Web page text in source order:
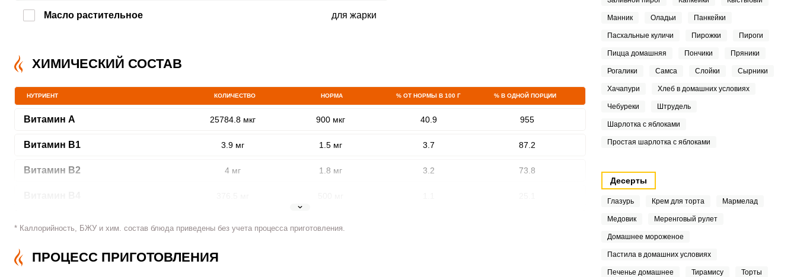
Масло растительное для жарки
ХИМИЧЕСКИЙ СОСТАВ
НУТРИЕНТ КОЛИЧЕСТВО НОРМА % ОТ НОРМЫ В 100 Г % В ОДНОЙ ПОРЦИИ
Витамин A 25784.8 мкг 900 мкг 40.9 955
Витамин В1 3.9 мг 1.5 мг 3.7 87.2
Витамин В2 4 мг 1.8 мг 3.2 73.8
* Каллорийность, БЖУ и хим. состав блюда приведены без учета процесса приготовления.
ПРОЦЕСС ПРИГОТОВЛЕНИЯ
Манник Оладьи Панкейки
Пасхальные куличи Пирожки Пироги
Пицца домашняя Пончики Пряники
Рогалики Самса Слойки Сырники
Хачапури Хлеб в домашних условиях
Чебуреки Штрудель
Шарлотка с яблоками
Простая шарлотка с яблоками
Десерты
Глазурь Крем для торта Мармелад
Медовик Меренговый рулет
Домашнее мороженое
Пастила в домашних условиях
Печенье домашнее Тирамису Торты
с помощью социальных сетей:
ШАГ